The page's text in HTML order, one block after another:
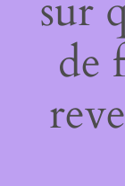
de